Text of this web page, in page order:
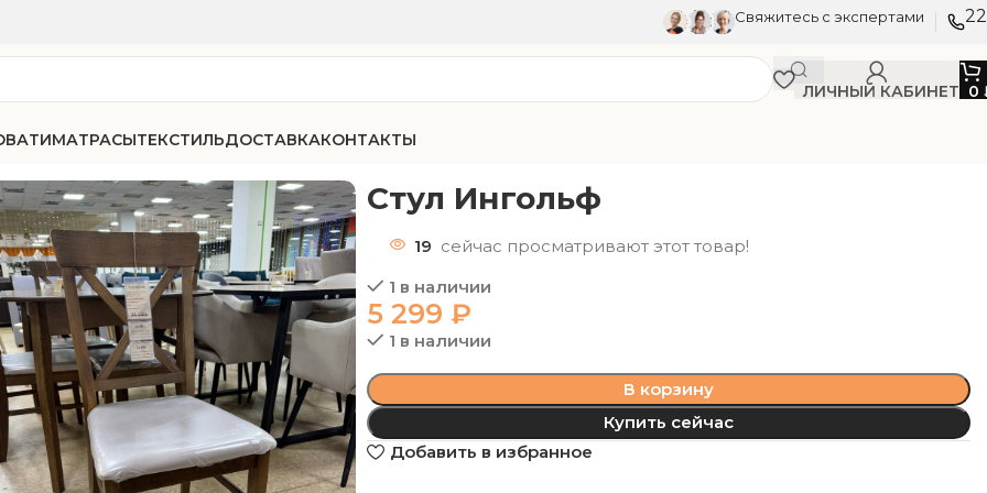
Свяжитесь с экспертами
ЛИЧНЫЙ КАБИНЕТ 0
МАТРАСЫТЕКСТИЛЬДОСТАВКАКОНТАКТЫ
Стул Ингольф
19 сейчас просматривают этот товар!
1 в наличии
5 299₽
1 в наличии
В корзину
Купить сейчас
Добавить в избранное